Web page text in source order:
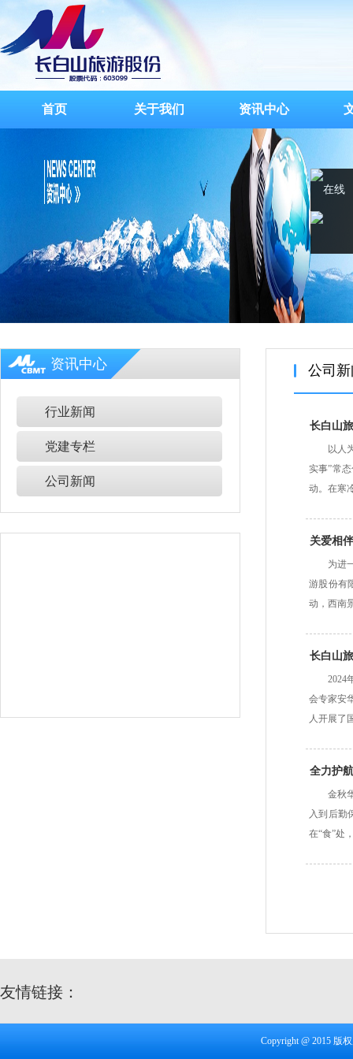
首页 关于我们 资讯中心
资讯中心
行业新闻
党建专栏
公司新闻
公司
长白山
以人
实事”常
动。在寒
关爱相
为进
游股份有
动，西南
长白山
2024
会专家安
人开展了
全力护
金秋
入到后勤
在“食”处
友情链接：
Copyright @ 2015 版
在线